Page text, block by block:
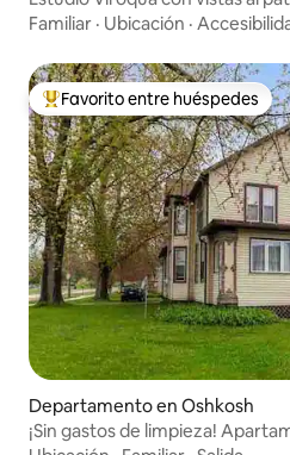
Familiar · Ubicación ·
De los mejores en Favorito
Favorito entre huéspedes
Departamento en Oshkosh
¡Sin gastos de limpieza!